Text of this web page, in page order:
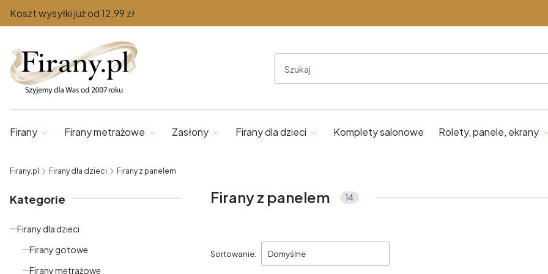
Koszt wysyłki już od 12,99 zł
Firany Firany metrażowe Zasłony Firany dla dzieci Komplety salonowe Rolety, panele, ekrany
Firany.pl Firany dla dzieci Firany z panelem
Kategorie
Firany dla dzieci
Firany gotowe
Firany metrażowe
Firany z panelem 14
Lista produktów
Sortowanie: Domyślne